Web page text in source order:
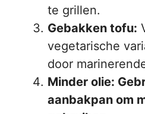
te grillen.
Gebakken tofu:
vegetarische
door
Minder olie:
aanbakpan om